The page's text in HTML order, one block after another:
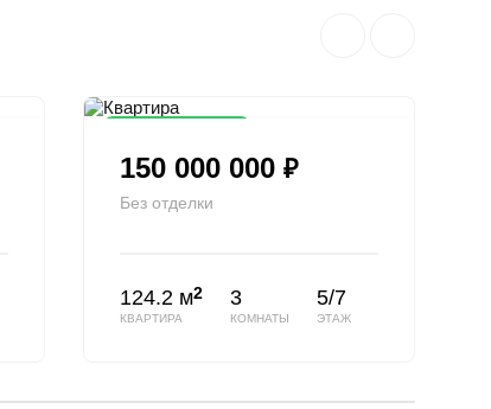
150 000 000 ₽
Без отделки
124.2 м2
КВАРТИРА
3
КОМНАТЫ
5/7
ЭТАЖ